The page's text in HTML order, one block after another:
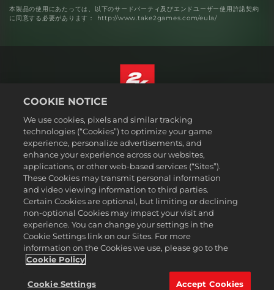
本製品の使用にあたっては、以下のサードパーティ及びエンドユーザー使用許諾契約
に同意する必要があります： http://www.take2games.com/eula/
法務表記
プライバシーポリシー
クッキーポリシー
サポート
個人情報を販売または共有しない
注文の確認および返金
2K広告パートナー
©2016-2026 Take-Two Interactive Software Inc. 2K, Firaxis Games,
Civilization, and their respective logos are trademarks of Take-Two
Interactive Software, Inc. All rights reserved.
日本語
COOKIE NOTICE
We use cookies, pixels and similar tracking
technologies (“Cookies”) to optimize your game
experience, personalize advertisements, and
enhance your experience across our websites,
applications, or other web-based services (“Sites”).
These Cookies may transmit personal information
and video viewing information to third parties.
Certain Cookies are optional, but limiting or declining
non-optional Cookies may impact your visit and
experience. You can change your settings in the
Cookie Settings link on our Sites. For more
information on the Cookies we use, please go to the
Cookie Policy
Cookie Settings Accept Cookies